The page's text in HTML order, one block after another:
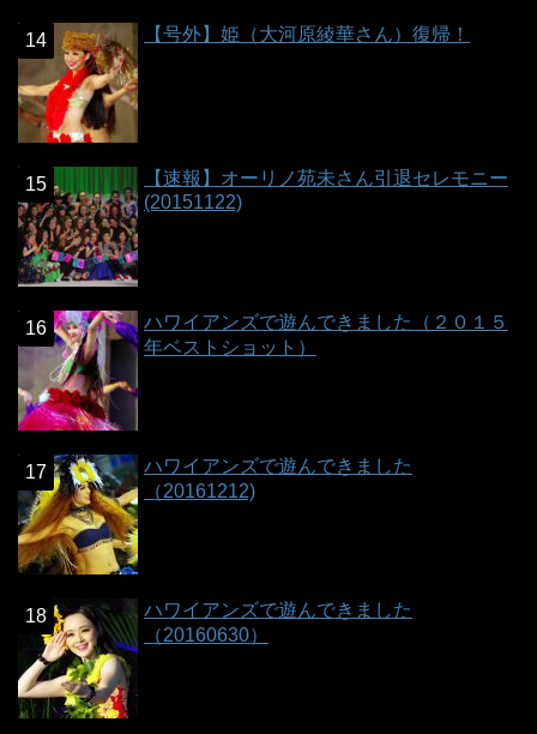
【号外】姫（大河原綾華さん）復帰！
【速報】オーリノ苑未さん引退セレモニー
(20151122)
ハワイアンズで遊んできました（２０１５
年ベストショット）
ハワイアンズで遊んできました
（20161212)
ハワイアンズで遊んできました
（20160630）